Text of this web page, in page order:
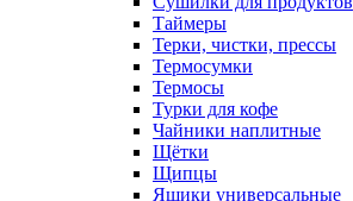
Таймеры
Терки, чистки, прессы
Термосумки
Термосы
Турки для кофе
Чайники наплитные
Щётки
Щипцы
Ящики универсальные